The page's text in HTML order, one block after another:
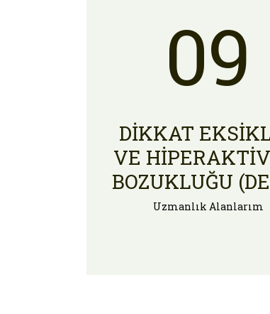
09
DIKKAT
VE
BOZUKLUĞU
Uzmanlık Alanlarım